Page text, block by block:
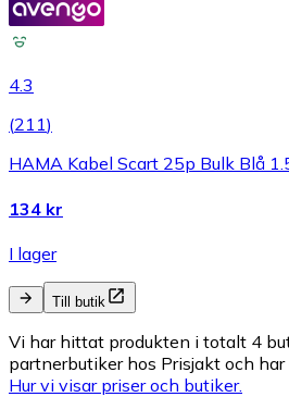
4.3
(211)
HAMA Kabel Scart 25p Bulk Blå
134 kr
I lager
Till butik
Vi har hittat produkten i totalt 4
partnerbutiker hos Prisjakt och
Hur vi visar priser och butiker.